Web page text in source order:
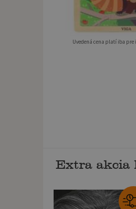
Uvedená cena platí iba pre
Extra akcia